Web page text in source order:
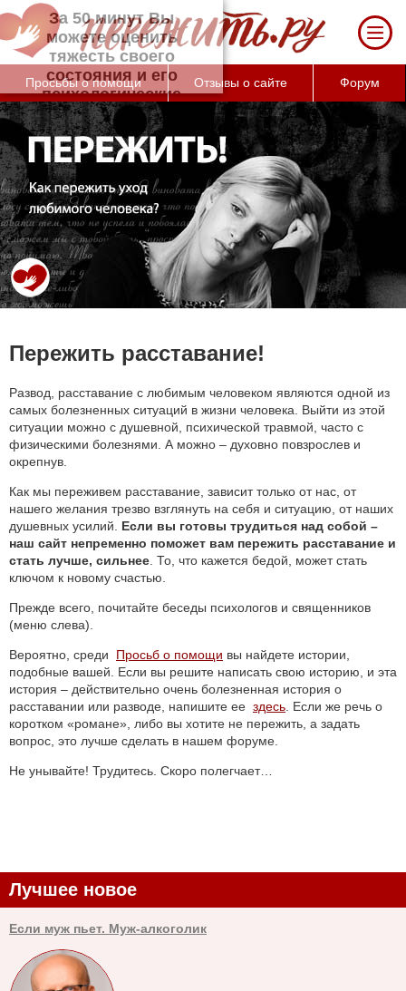
За 50 минут Вы можете оценить тяжесть
своего состояния и его психологические
причины (бесплатно)
Просьбы о помощи Отзывы о сайте Форум
Пережить расставание!
Развод, расставание с любимым человеком являются одной из
самых болезненных ситуаций в жизни человека. Выйти из этой
ситуации можно с душевной, психической травмой, часто с
физическими болезнями. А можно – духовно повзрослев и
окрепнув.
Как мы переживем расставание, зависит только от нас, от
нашего желания трезво взглянуть на себя и ситуацию, от наших
душевных усилий. Если вы готовы трудиться над собой –
наш сайт непременно поможет вам пережить расставание и
стать лучше, сильнее . То, что кажется бедой, может стать
ключом к новому счастью.
Прежде всего, почитайте беседы психологов и священников
(меню слева).
Вероятно, среди Просьб о помощи вы найдете истории,
подобные вашей. Если вы решите написать свою историю, и эта
история – действительно очень болезненная история о
расставании или разводе, напишите ее здесь . Если же речь о
коротком «романе», либо вы хотите не пережить, а задать
вопрос, это лучше сделать в нашем форуме.
Не унывайте! Трудитесь. Скоро полегчает…
Лучшее новое
Если муж пьет. Муж-алкоголик